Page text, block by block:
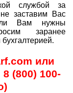
службой за
заставим Вас
Вам нужны
заранее
бухгалтерией.
или
(800) 100-